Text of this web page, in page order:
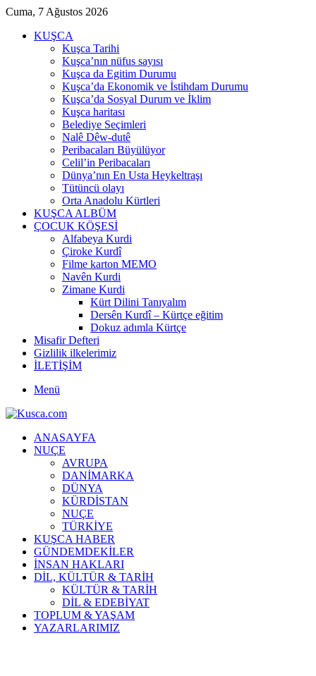
Cuma, 7 Ağustos 2026
KUŞCA
Kuşca Tarihi
Kuşca’nın nüfus sayısı
Kuşca da Egitim Durumu
Kuşca’da Ekonomik ve İstihdam Durumu
Kuşca’da Sosyal Durum ve İklim
Kuşca haritası
Belediye Seçimleri
Nalê Dêw-dutê
Peribacaları Büyülüyor
Celil’in Peribacaları
Dünya’nın En Usta Heykeltraşı
Tütüncü olayı
Orta Anadolu Kürtleri
KUŞCA ALBÜM
ÇOCUK KÖŞESİ
Alfabeya Kurdi
Çiroke Kurdî
Filme karton MEMO
Navên Kurdi
Zimane Kurdi
Kürt Dilini Tanıyalım
Dersên Kurdî – Kürtçe eğitim
Dokuz adımla Kürtçe
Misafir Defteri
Gizlilik ilkelerimiz
İLETİŞİM
Menü
ANASAYFA
NUÇE
AVRUPA
DANİMARKA
DÜNYA
KÜRDİSTAN
NUÇE
TÜRKİYE
KUŞCA HABER
GÜNDEMDEKİLER
İNSAN HAKLARI
DİL, KÜLTÜR & TARİH
KÜLTÜR & TARİH
DİL & EDEBİYAT
TOPLUM & YAŞAM
YAZARLARIMIZ